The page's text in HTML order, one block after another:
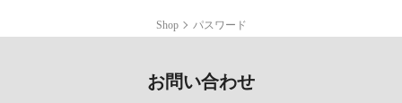
Shop パスワード
お問い合わせ